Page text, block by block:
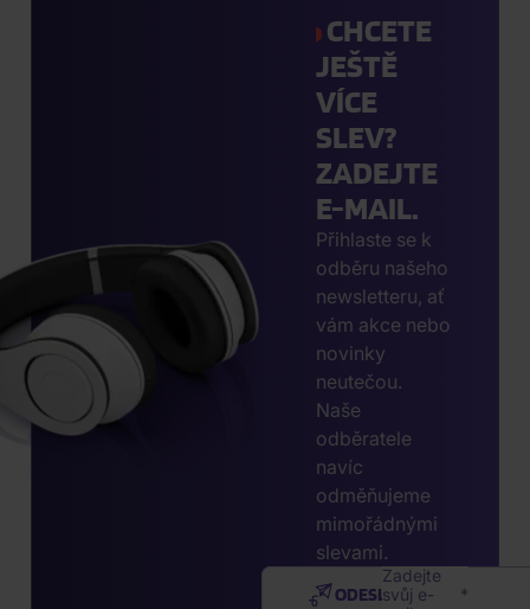
CHCETE
JEŠTĚ
VÍCE
SLEV?
ZADEJTE
E-MAIL.
Přihlaste se k
odběru našeho
newsletteru, ať
vám akce nebo
novinky
neutečou.
Naše
odběratele
navíc
odměňujeme
mimořádnými
slevami.
Zadejte
svůj e-
ODESLAT